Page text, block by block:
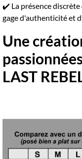
✔️ La présence discrète
gage d'authenticité et
Une
LAST